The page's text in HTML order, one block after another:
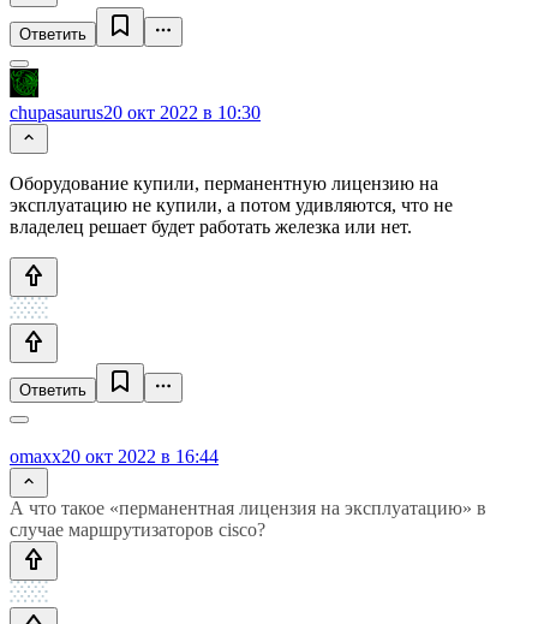
Ответить
chupasaurus20 окт 2022 в 10:30
Оборудование купили, перманентную лицензию на
эксплуатацию не купили, а потом удивляются, что не
владелец решает будет работать железка или нет.
Ответить
omaxx20 окт 2022 в 16:44
А что такое «перманентная лицензия на эксплуатацию» в
случае маршрутизаторов cisco?